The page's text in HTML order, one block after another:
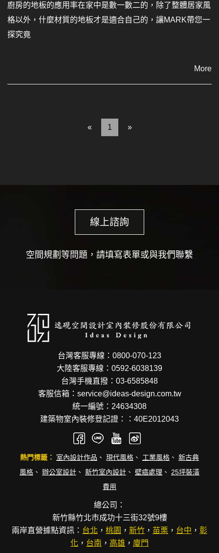
廚房的地板的應用率在家中是數一數二的，除了整體居家風
格以外，什麼材質的地板才是適合自己的，讓MARK帶您一
探究竟
More
« 1 »
線上諮詢
空間規劃等問題，請填寫表單或與我們聯繫
台灣客服專線：0800-070-123
大陸客服專線：0592-6038139
台灣手機直撥：03-6585848
客服信箱：service@ideas-design.com.tw
統一編號：24634308
建築物室內裝修登記證：：40E2012043
熱門標籤： 室內設計作品 、 現代風格 、 工業風格 、 新古典
風格 、 辦公室設計 、 新竹室內設計 、 壁癌處理 、 25坪裝潢
費用
總公司：
新竹縣竹北市成功十三街32號9樓
兩岸直營據點資訊： 台北 ， 桃園 ， 新竹 ， 苗栗 ， 台中 ， 彰
化 ， 台南 ， 高雄 ， 廈門